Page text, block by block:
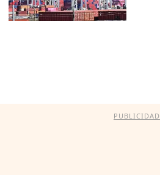
PUBLICIDAD